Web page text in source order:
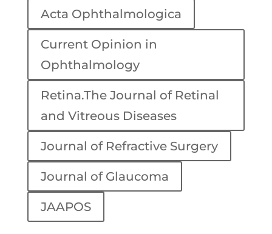
Acta Ophthalmologica
Current Opinion in
Ophthalmology
Retina.The Journal of Retinal
and Vitreous Diseases
Journal of Refractive Surgery
Journal of Glaucoma
JAAPOS